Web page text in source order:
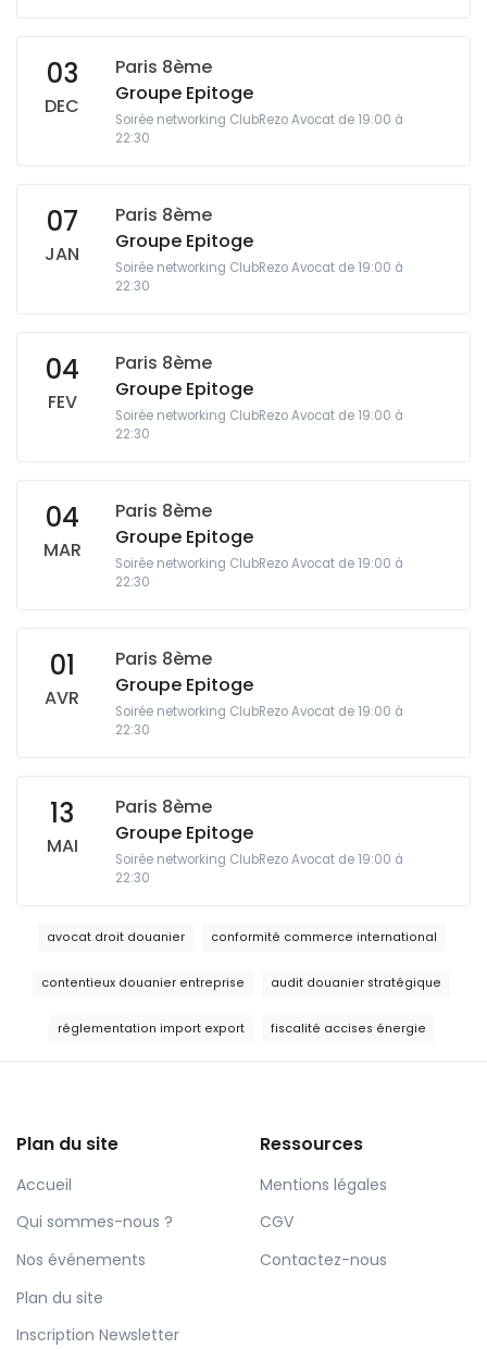
03
DEC
Paris 8ème
Groupe Epitoge
Soirée networking ClubRezo Avocat de 19:00 à
22:30
07
JAN
Paris 8ème
Groupe Epitoge
Soirée networking ClubRezo Avocat de 19:00 à
22:30
04
FEV
Paris 8ème
Groupe Epitoge
Soirée networking ClubRezo Avocat de 19:00 à
22:30
04
MAR
Paris 8ème
Groupe Epitoge
Soirée networking ClubRezo Avocat de 19:00 à
22:30
01
AVR
Paris 8ème
Groupe Epitoge
Soirée networking ClubRezo Avocat de 19:00 à
22:30
13
MAI
Paris 8ème
Groupe Epitoge
Soirée networking ClubRezo Avocat de 19:00 à
22:30
avocat droit douanier conformité commerce international
contentieux douanier entreprise audit douanier stratégique
réglementation import export fiscalité accises énergie
Plan du site
Accueil
Qui sommes-nous ?
Nos événements
Plan du site
Inscription Newsletter
Ressources
Mentions légales
CGV
Contactez-nous